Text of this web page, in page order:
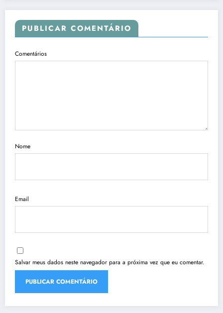
PUBLICAR COMENTÁRIO
Comentários
Nome
Email
Salvar meus dados neste navegador para a próxima vez que eu comentar.